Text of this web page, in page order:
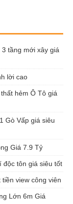
3 tầng mới xây giá
lời cao
hẻm Ô Tô giá
Gò Vấp giá siêu
Giá 7.9 Tỷ
độc tôn giá siêu tốt
view công viên
Lớn 6m Giá